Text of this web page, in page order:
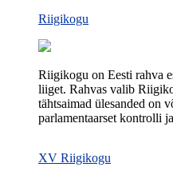
Riigikogu
Riigikogu on Eesti rahva
liiget. Rahvas valib
tähtsaimad ülesanded on
parlamentaarset kontrolli
XV Riigikogu